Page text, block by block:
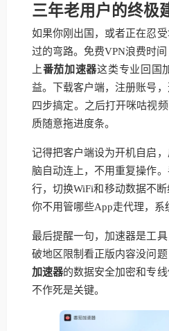
三年老用户的终极
如果你刚出国，或者正在忍
过的弯路。免费VPN浪费时
上番茄加速器这类专业回国
益。下载客户端，注册账号
四步搞定。之后打开咪咕视
质随意拖进度条。
记得把客户端设为开机自启
脑自动连上，不用重复操作
行，切换WiFi和移动数据不断
你不用管哪些App走代理，系
最后提醒一句，加速器是工
破地区限制看正版内容没问题
加速器的数据安全加密和专
不作死是关键。